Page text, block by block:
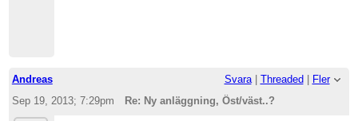
Andreas Svara| Threaded | Fler
Sep 19, 2013; 7:29pm
Re: Ny anläggning, Öst/väst..?